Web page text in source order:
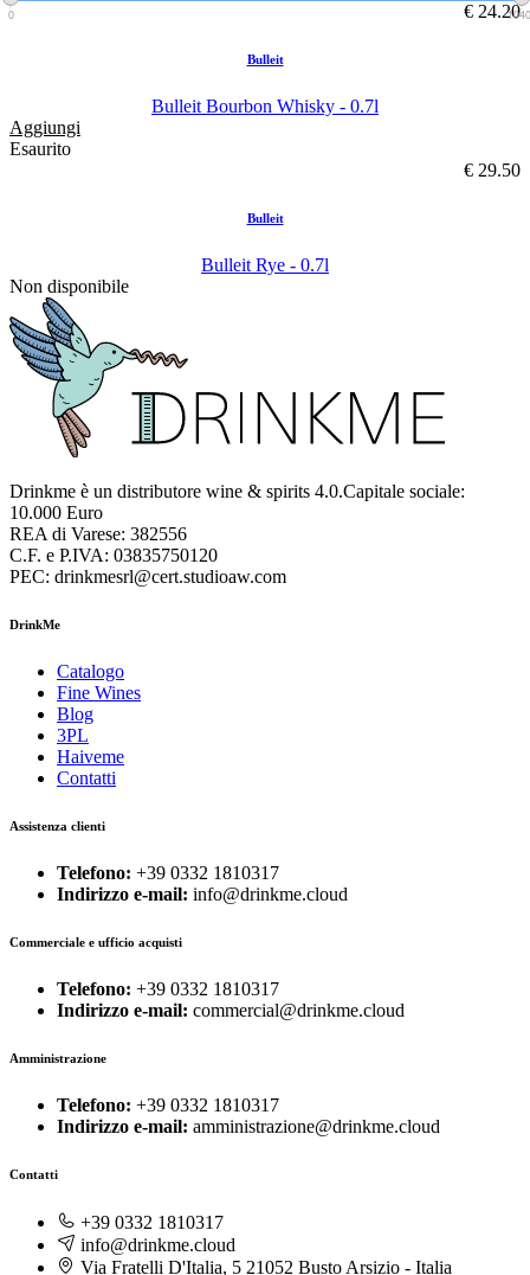
0 € 24.20
Bulleit
Bulleit Bourbon Whisky - 0.7l
Aggiungi
Esaurito
€ 29.50
Bulleit
Bulleit Rye - 0.7l
Non disponibile
Drinkme è un distributore wine & spirits 4.0.Capitale sociale:
10.000 Euro
REA di Varese: 382556
C.F. e P.IVA: 03835750120
PEC: drinkmesrl@cert.studioaw.com
DrinkMe
Catalogo
Fine Wines
Blog
3PL
Haiveme
Contatti
Assistenza clienti
Telefono: +39 0332 1810317
Indirizzo e-mail: info@drinkme.cloud
Commerciale e ufficio acquisti
Telefono: +39 0332 1810317
Indirizzo e-mail: commercial@drinkme.cloud
Amministrazione
Telefono: +39 0332 1810317
Indirizzo e-mail: amministrazione@drinkme.cloud
Contatti
+39 0332 1810317
info@drinkme.cloud
Via Fratelli D'Italia, 5 21052 Busto Arsizio - Italia